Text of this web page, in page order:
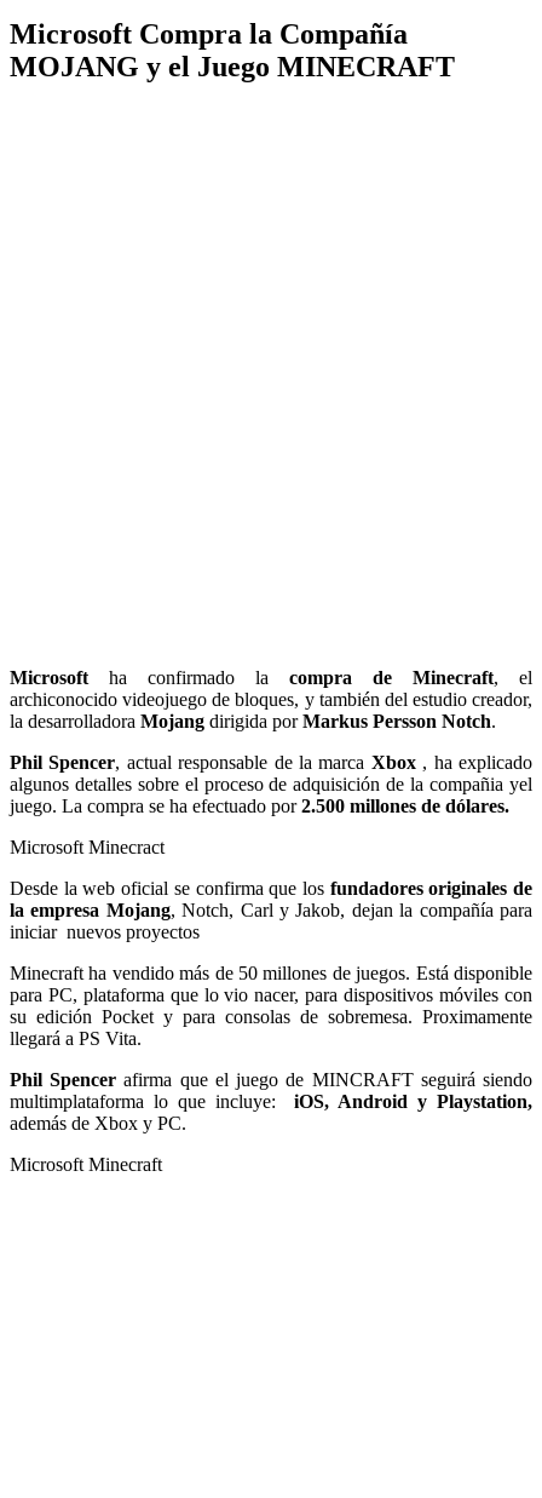
Microsoft Compra la Compañía
MOJANG y el Juego MINECRAFT
Microsoft ha confirmado la compra de Minecraft, el
archiconocido videojuego de bloques, y también del estudio creador,
la desarrolladora Mojang dirigida porMarkus Persson Notch.
Phil Spencer, actual responsable de la marca Xbox , ha explicado
algunos detalles sobre el proceso de adquisición de la compañia yel
juego. La compra se ha efectuado por2.500 millones de dólares.
Microsoft Minecract
Desde la web oficial se confirma que losfundadores originales de
la empresa Mojang, Notch, Carl y Jakob, dejan la compañía para
iniciar nuevos proyectos
Minecraft ha vendido más de 50 millones de juegos. Está disponible
para PC, plataforma que lo vio nacer, para dispositivos móviles con
su edición Pocket y para consolas de sobremesa. Proximamente
llegará a PS Vita.
Phil Spencer afirma que el juego de MINCRAFT seguirá siendo
multimplataforma lo que incluye:iOS, Android y Playstation,
además de Xbox y PC.
Microsoft Minecraft